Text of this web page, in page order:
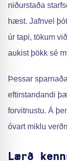
niðurstaða
hæst. Jafnvel
úr tapi, tökum
aukist þökk sé
Þessar
eftirstandandi
forvitnustu. Á
óvart miklu
Lærð